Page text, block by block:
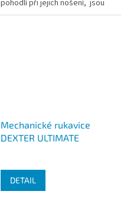
pohodlí při jejich nošení, jsou
vysoce odolné proti propíchnutí
Mechanické rukavice
DEXTER ULTIMATE
DETAIL